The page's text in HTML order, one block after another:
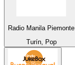
Radio Manila Piemonte
Turín, Pop